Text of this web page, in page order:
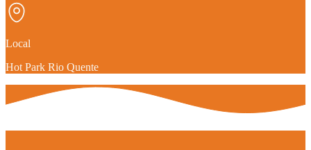
Local
Hot Park Rio Quente